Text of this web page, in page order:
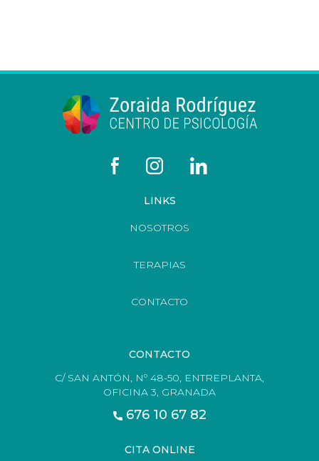
LINKS
NOSOTROS
TERAPIAS
CONTACTO
CONTACTO
C/ SAN ANTÓN, Nº 48-50, ENTREPLANTA,
OFICINA 3, GRANADA
676 10 67 82
CITA ONLINE